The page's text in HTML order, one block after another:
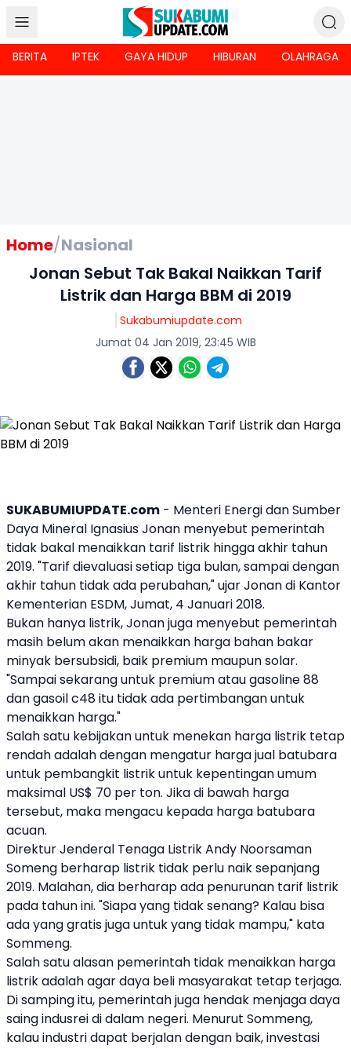
BERITA IPTEK GAYA HIDUP HIBURAN OLAHRAGA
Home/Nasional
Jonan Sebut Tak Bakal Naikkan Tarif
Listrik dan Harga BBM di 2019
Sukabumiupdate.com
Jumat 04 Jan 2019, 23:45 WIB
SUKABUMIUPDATE.com - Menteri Energi dan Sumber
Daya Mineral IgnasiusJonan menyebut pemerintah
tidak bakal menaikkan tarif listrik hingga akhir tahun
2019. "Tarif dievaluasi setiap tiga bulan, sampai dengan
akhir tahun tidak ada perubahan," ujar Jonan di Kantor
Kementerian ESDM, Jumat, 4 Januari 2018.
Bukan hanya listrik, Jonan juga menyebut pemerintah
masih belum akan menaikkan harga bahan bakar
minyak bersubsidi, baik premium maupun solar.
"Sampai sekarang untuk premium atau gasoline 88
dan gasoil c48 itu tidak ada pertimbangan untuk
menaikkan harga."
Salah satu kebijakan untuk menekan harga listrik tetap
rendah adalah dengan mengatur harga jual batubara
untuk pembangkit listrik untuk kepentingan umum
maksimal US$ 70 per ton. Jika di bawah harga
tersebut, maka mengacu kepada harga batubara
acuan.
Direktur Jenderal Tenaga ListrikAndy Noorsaman
Someng berharap listrik tidak perlu naik sepanjang
2019. Malahan, dia berharap ada penurunan tarif listrik
pada tahun ini. "Siapa yang tidak senang? Kalau bisa
ada yang gratis juga untuk yang tidak mampu," kata
Sommeng.
Salah satu alasan pemerintah tidak menaikkan harga
listrik adalah agar daya beli masyarakat tetap terjaga.
Di samping itu, pemerintah juga hendak menjaga daya
saing indusrei di dalam negeri. Menurut Sommeng,
kalau industri dapat berjalan dengan baik, investasi